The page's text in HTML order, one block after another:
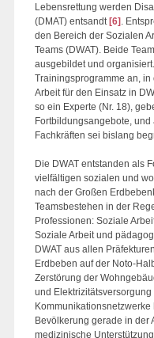
Lebensrettung werden
(DMAT) entsandt [6] .
den Bereich der Sozialen
Teams (DWAT). Beide
ausgebildet und
Trainingsprogramme an,
Arbeit für den Einsatz in
so ein Experte (Nr. 18),
Fortbildungsangebote,
Fachkräften sei bislang
Die DWAT entstanden als
vielfältigen sozialen und
nach der Großen
Teamsbestehen in der
Professionen: Soziale
Soziale Arbeit und
DWAT aus allen
Erdbeben auf der Noto-
Zerstörung der
und
Bevölkerung gerade in der
medizinische